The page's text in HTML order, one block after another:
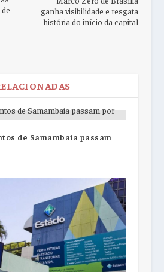
ganha visibilidade e resgata
história do início da capital
de Samambaia passam